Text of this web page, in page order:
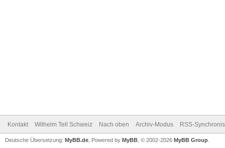
Kontakt Wilhelm Tell Schweiz Nach oben Archiv-Modus RSS-
Deutsche Übersetzung: MyBB.de , Powered by MyBB , © 2002-2026 MyBB Group